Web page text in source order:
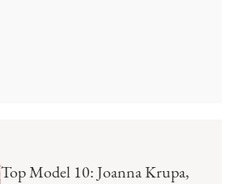
Top Model 10: Joanna Krupa,